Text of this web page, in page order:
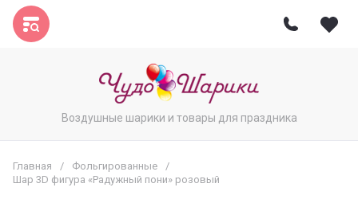
Воздушные шарики и товары для праздника
Главная / Фольгированные
/
Шар 3D фигура «Радужный пони» розовый